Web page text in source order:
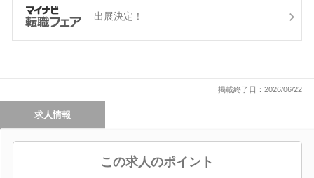
出展決定！
掲載終了日：2026/06/22
求人情報
この求人のポイント